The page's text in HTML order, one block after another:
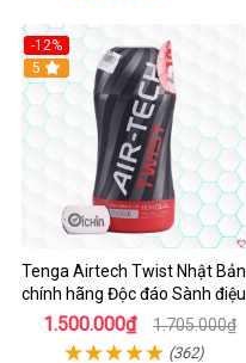
-12%
Hot
5
Tenga Airtech Twist Nhật Bản
chính hãng Độc đáo Sành điệu
1.500.000₫ 1.705.000₫
(362)